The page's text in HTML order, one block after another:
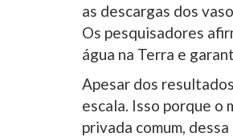
as descargas dos
Os pesquisadores
água na Terra e
Apesar dos
escala. Isso porque o
privada comum,